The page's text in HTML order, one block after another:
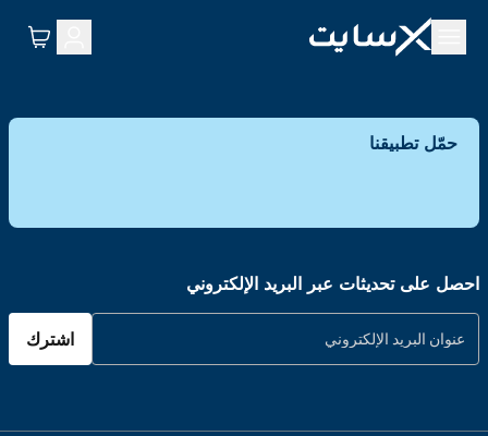
حمّل تطبيقنا
احصل على تحديثات عبر البريد الإلكتروني
اشترك